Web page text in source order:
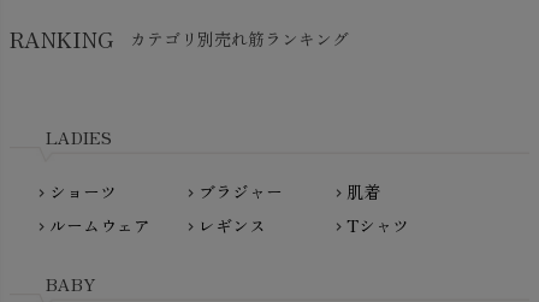
生活アートクラブ
nanadecor（ナナデェコール）
Madame MO（マダムモー）
maggies（マギーズ）
MATONA（マトナ）
RANKING カテゴリ別売れ筋ランキング
LADIES
chevron_right ショーツ chevron_right ブラジャー chevron_right 肌着
chevron_right ルームウェア chevron_right レギンス chevron_rightTシャツ
BABY